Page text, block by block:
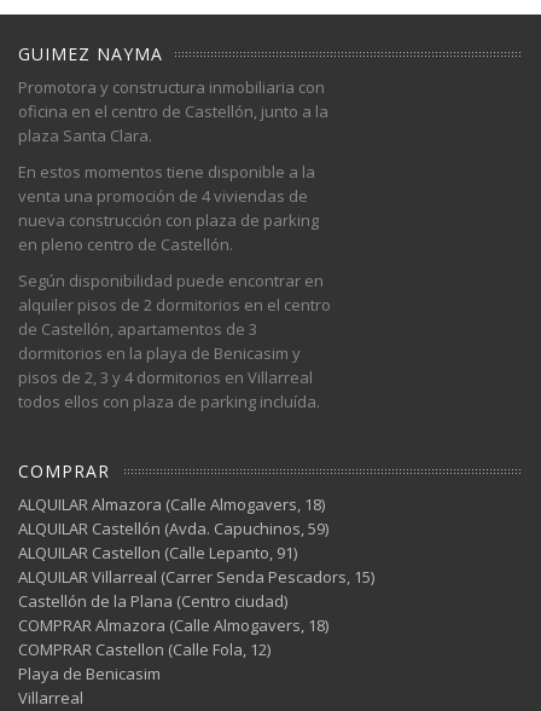
GUIMEZ NAYMA
Promotora y constructura inmobiliaria con
oficina en el centro de Castellón, junto a la
plaza Santa Clara.
En estos momentos tiene disponible a la
venta una promoción de 4 viviendas de
nueva construcción con plaza de parking
en pleno centro de Castellón.
Según disponibilidad puede encontrar en
alquiler pisos de 2 dormitorios en el centro
de Castellón, apartamentos de 3
dormitorios en la playa de Benicasim y
pisos de 2, 3 y 4 dormitorios en Villarreal
todos ellos con plaza de parking incluída.
COMPRAR
ALQUILAR Almazora (Calle Almogavers, 18)
ALQUILAR Castellón (Avda. Capuchinos, 59)
ALQUILAR Castellon (Calle Lepanto, 91)
ALQUILAR Villarreal (Carrer Senda Pescadors, 15)
Castellón de la Plana (Centro ciudad)
COMPRAR Almazora (Calle Almogavers, 18)
COMPRAR Castellon (Calle Fola, 12)
Playa de Benicasim
Villarreal